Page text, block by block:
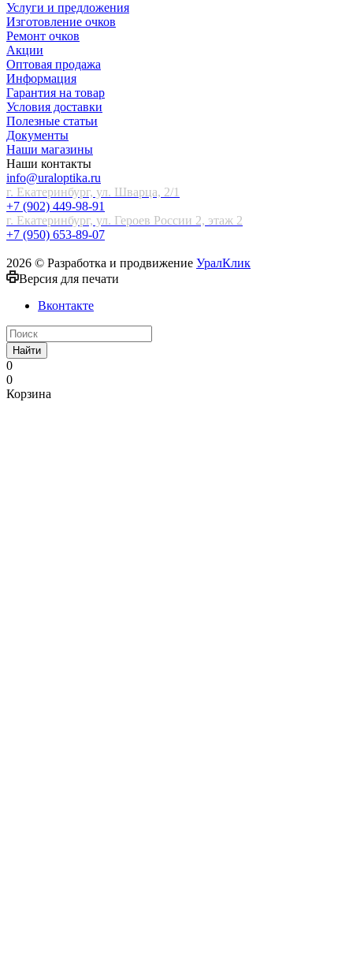
Услуги и предложения
Изготовление очков
Ремонт очков
Акции
Оптовая продажа
Информация
Гарантия на товар
Условия доставки
Полезные статьи
Документы
Наши магазины
Наши контакты
info@uraloptika.ru
г. Екатеринбург, ул. Шварца, 2/1
+7 (902) 449-98-91
г. Екатеринбург, ул. Героев России 2, этаж 2
+7 (950) 653-89-07
2026 © Разработка и продвижение УралКлик
Версия для печати
Вконтакте
Найти
0
0
Корзина